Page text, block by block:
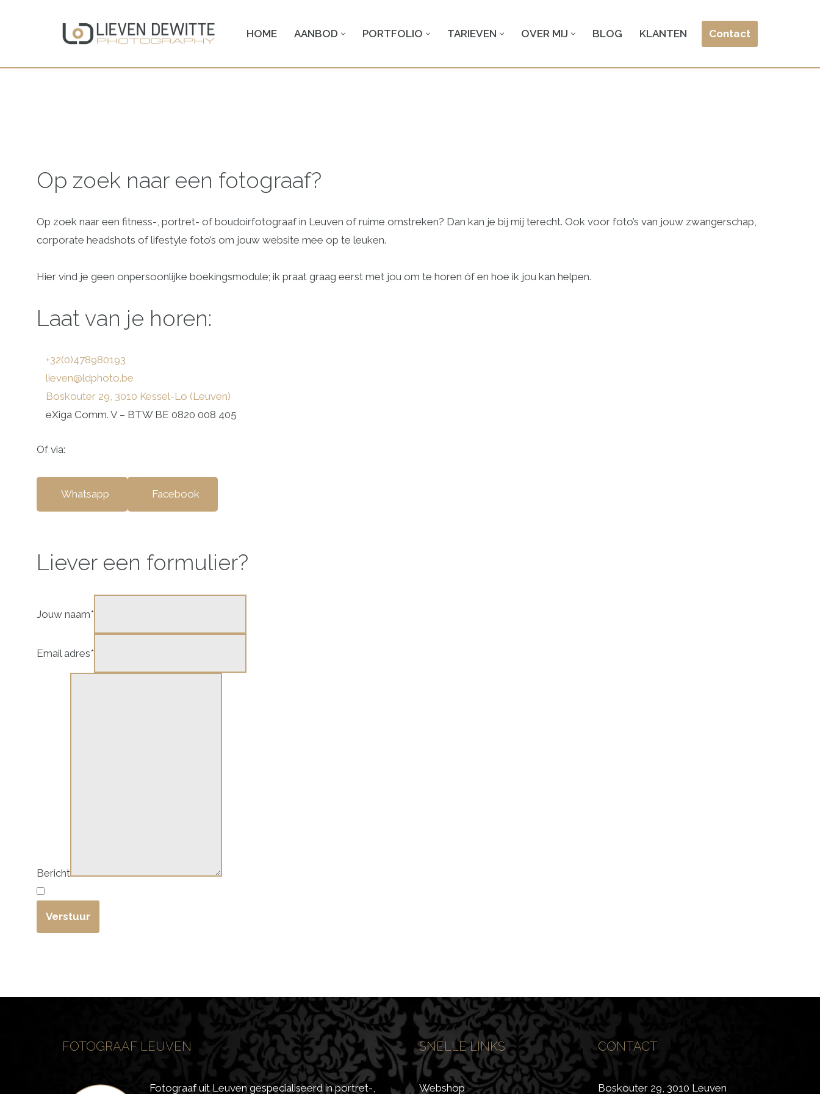
de
HOME AANBOD PORTFOLIO TARIEVEN OVER MIJ BLOG KLANTEN Contact
Op zoek naar een fotograaf?
Op zoek naar een fitness-, portret- of boudoirfotograaf in Leuven of ruime omstreken? Dan kan je bij mij terecht. Ook voor foto’s van jouw zwangerschap,
corporate headshots of lifestyle foto’s om jouw website mee op te leuken.
Hier vind je geen onpersoonlijke boekingsmodule; ik praat graag eerst met jou om te horen óf en hoe ik jou kan helpen.
Laat van je horen:
+32(0)478980193
lieven@ldphoto.be
Boskouter 29, 3010 Kessel-Lo (Leuven)
eXiga Comm. V – BTW BE 0820 008 405
Of via:
Whatsapp Facebook
Liever een formulier?
Jouw naam*
Email adres*
Bericht
Verstuur
FOTOGRAAF LEUVEN
Fotograaf uit Leuven gespecialiseerd in portret-,
SNELLE LINKS
Webshop
CONTACT
Boskouter 29, 3010 Leuven